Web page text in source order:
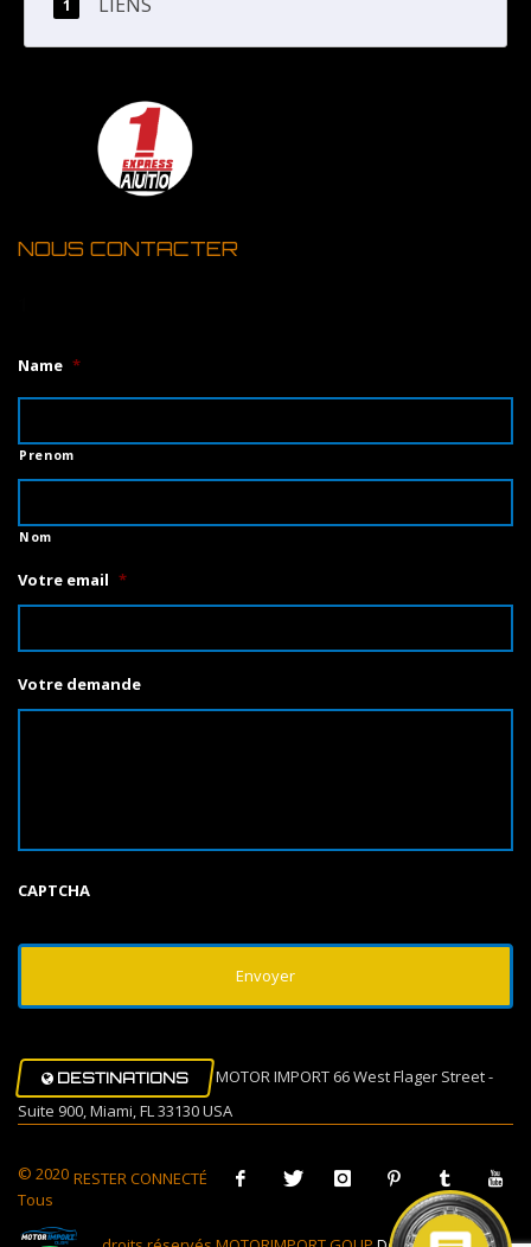
NOUS CONTACTER
Name *
Prenom
Nom
Votre email *
Votre demande
CAPTCHA
DESTINATIONS
MOTOR IMPORT 66 West Flager Street -
Suite 900, Miami, FL 33130 USA
RESTER CONNECTÉ
© 2020
Tous